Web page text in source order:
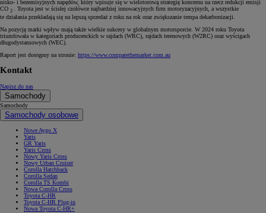
nisko- i bezemisyjnych napędów, który wpisuje się w wielotorową strategię koncernu na rzecz redukcji emisji
CO 2
. Toyota jest w ścisłej czołówce najbardziej innowacyjnych firm motoryzacyjnych, a wszystkie
te działania przekładają się na lepszą sprzedaż z roku na rok oraz zwiększanie tempa dekarbonizacji.
Na pozycję marki wpływ mają także wielkie sukcesy w globalnym motorsporcie. W 2024 roku Toyota
triumfowała w kategoriach producenckich w rajdach (WRC), rajdach terenowych (W2RC) oraz wyścigach
długodystansowych (WEC).
Raport jest dostępny na stronie: https://www.comparethemarket.com.au
Kontakt
Napisz do nas
Samochody
Samochody
Samochody osobowe
Nowe Aygo X
Yaris
GR Yaris
Yaris Cross
Nowy Yaris Cross
Nowy Urban Cruiser
Corolla Hatchback
Corolla Sedan
Corolla TS Kombi
Nowa Corolla Cross
Toyota C-HR
Toyota C-HR Plug-in
Nowa Toyota C-HR+